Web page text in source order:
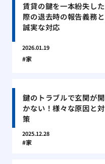
賃貸の鍵を一本紛失した
際の退去時の報告義務と
誠実な対応
2026.01.19
家
鍵のトラブルで玄関が開
かない！様々な原因と対
策
2025.12.28
家